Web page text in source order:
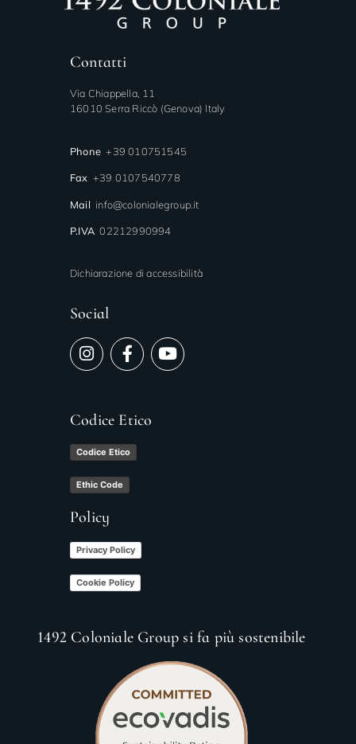
Contatti
Via Chiappella, 11
16010 Serra Riccò (Genova) Italy
Phone +39 010751545
Fax +39 0107540778
Mail info@colonialegroup.it
P.IVA 02212990994
Dichiarazione di accessibilità
Social
Codice Etico
Codice Etico
Ethic Code
Policy
Privacy Policy
Cookie Policy
1492 Coloniale Group si fa più sostenibile